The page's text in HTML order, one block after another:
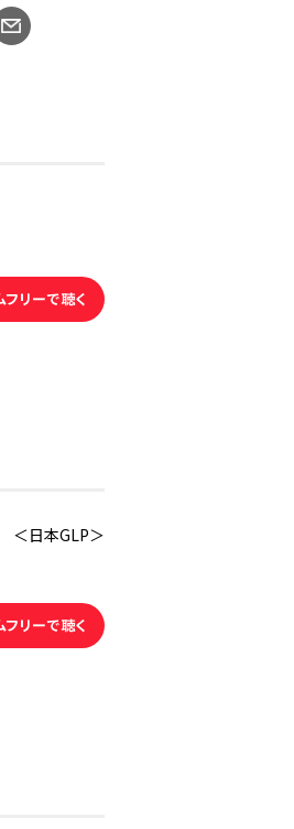
＜日本GLP＞